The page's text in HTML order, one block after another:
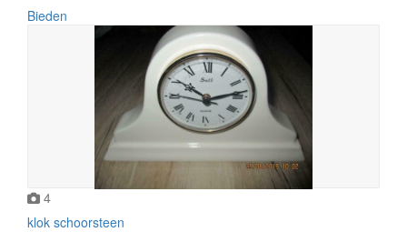
Bieden
4
klok schoorsteen